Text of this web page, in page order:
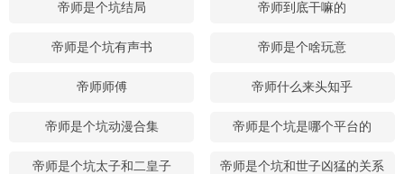
帝师是个坑结局 帝师到底干嘛的
帝师是个坑有声书 帝师是个啥玩意
帝师师傅 帝师什么来头知乎
帝师是个坑动漫合集 帝师是个坑是哪个平台的
帝师是个坑太子和二皇子 帝师是个坑和世子凶猛的关系